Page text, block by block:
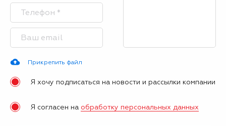
Прикрепить файл
Я хочу подписаться на новости и рассылки компании
Я согласен на обработку персональных данных